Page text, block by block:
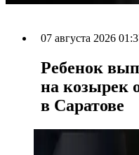
07 августа 2026
Ребенок
на козырек
в Саратове